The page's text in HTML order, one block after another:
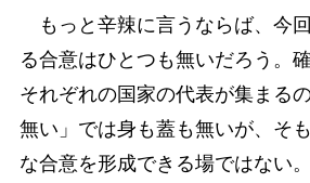
もっと辛辣に言うならば、今
る合意はひとつも無いだろう。
それぞれの国家の代表が集まる
無い」では身も蓋も無いが、そ
な合意を形成できる場ではない。